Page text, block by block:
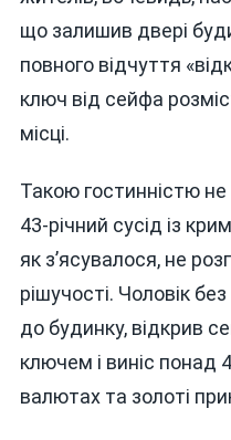
Закопав
Викрадене
І
Швидко
що залишив двері
повного відчуття
ключ від сейфа
місці.
Такою гостинністю
43-річний сусід із
як з’ясувалося, не
рішучості. Чоловік
до будинку, відкрив
ключем і виніс понад
валютах та золоті